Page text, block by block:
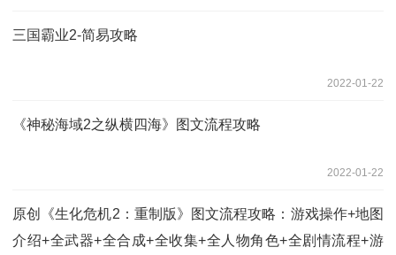
三国霸业2-简易攻略
2022-01-22
《神秘海域2之纵横四海》图文流程攻略
2022-01-22
原创《生化危机2：重制版》图文流程攻略：游戏操作+地图
介绍+全武器+全合成+全收集+全人物角色+全剧情流程+游